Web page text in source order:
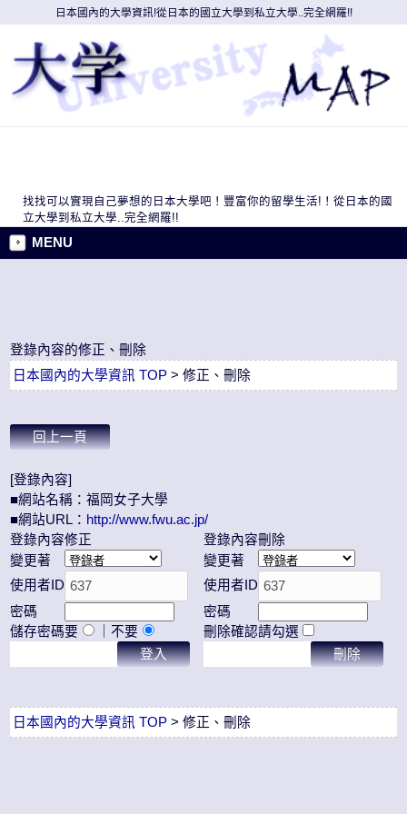
日本國內的大學資訊!從日本的國立大學到私立大學..完全網羅!!
找找可以實現自己夢想的日本大學吧！豐富你的留學生活!！從日本的國
立大學到私立大學..完全網羅!!
MENU
登錄內容的修正、刪除
日本國內的大學資訊 TOP > 修正、刪除
[登錄內容]
■網站名稱：福岡女子大學
■網站URL： http://www.fwu.ac.jp/
登錄內容修正
變更著
使用者ID
密碼
儲存密碼要 ｜不要
登錄內容刪除
變更著
使用者ID
密碼
刪除確認請勾選
日本國內的大學資訊 TOP > 修正、刪除